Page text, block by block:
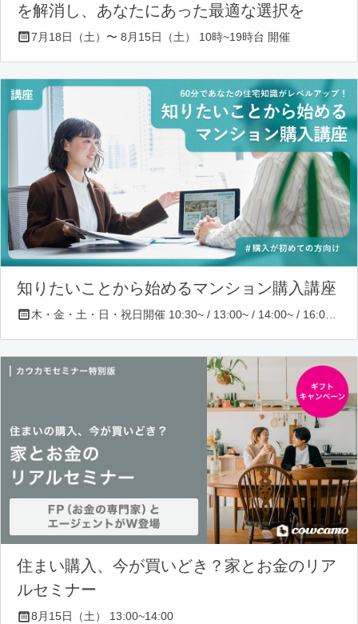
を解消し、あなたにあった最適な選択を
7月18日（土）〜 8月15日（土） 10時~19時台 開催
知りたいことから始めるマンション購入講座
住まい購入、今が買いどき？家とお金のリア
ルセミナー
8月15日（土） 13:00~14:00